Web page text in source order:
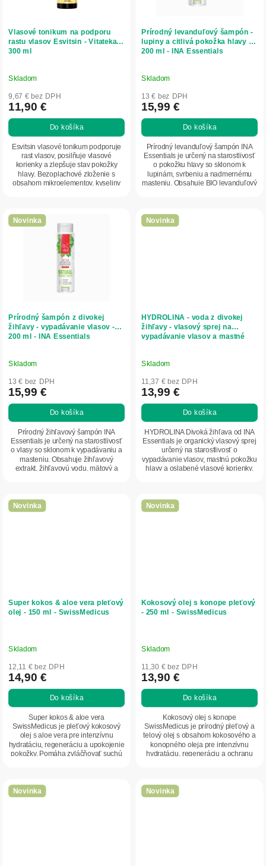
d
u
k
o
v
Vlasové tonikum na podporu
rastu vlasov Esvitsin - Vitateka -
300 ml
Skladom
9,67 € bez DPH
11,90 €
Do košíka
Esvitsin vlasové tonikum podporuje
rast vlasov, posilňuje vlasové
korienky a zlepšuje stav pokožky
hlavy. Bezoplachové zloženie s
obsahom mikroelementov, kyseliny
Prírodný levanduľový šampón -
lupiny a citlivá pokožka hlavy -
200 ml - INA Essentials
Skladom
13 € bez DPH
15,99 €
Do košíka
Prírodný levanduľový šampón INA
Essentials je určený na starostlivosť
o pokožku hlavy so sklonom k
lupinám, svrbeniu a nadmernému
masteniu. Obsahuje BIO levanduľový
Novinka
Prírodný šampón z divokej
žihľavy - vypadávanie vlasov -
200 ml - INA Essentials
Skladom
13 € bez DPH
15,99 €
Do košíka
Prírodný žihľavový šampón INA
Essentials je určený na starostlivosť
o vlasy so sklonom k vypadávaniu a
masteniu. Obsahuje žihľavový
extrakt, žihľavovú vodu, mätový a
Novinka
HYDROLINA - voda z divokej
žihľavy - vlasový sprej na
vypadávanie vlasov a mastné
Skladom
11,37 € bez DPH
13,99 €
Do košíka
HYDROLINA Divoká žihľava od INA
Essentials je organický vlasový sprej
určený na starostlivosť o
vypadávanie vlasov, mastnú pokožku
hlavy a oslabené vlasové korienky.
Novinka
Super kokos & aloe vera pleťový
olej - 150 ml - SwissMedicus
Skladom
12,11 € bez DPH
14,90 €
Do košíka
Super kokos & aloe vera
SwissMedicus je pleťový kokosový
olej s aloe vera pre intenzívnu
hydratáciu, regeneráciu a upokojenie
pokožky. Pomáha zvláčňovať suchú
Novinka
Kokosový olej s konope pleťový
- 250 ml - SwissMedicus
Skladom
11,30 € bez DPH
13,90 €
Do košíka
Kokosový olej s konope
SwissMedicus je prírodný pleťový a
telový olej s obsahom kokosového a
konopného oleja pre intenzívnu
hydratáciu, regeneráciu a ochranu
Novinka Novinka